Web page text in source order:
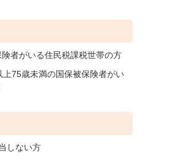
者がいる住民税課税世帯の方
75歳未満の国保被保険者がい
しない方